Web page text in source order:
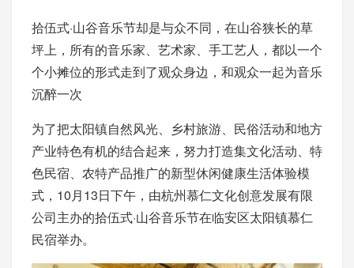
拾伍式·山谷音乐节却是与众不同，在山谷狭长的草
坪上，所有的音乐家、艺术家、手工艺人，都以一个
个小摊位的形式走到了观众身边，和观众一起为音乐
沉醉一次
为了把太阳镇自然风光、乡村旅游、民俗活动和地方
产业特色有机的结合起来，努力打造集文化活动、特
色民宿、农特产品推广的新型休闲健康生活体验模
式，10月13日下午，由杭州慕仁文化创意发展有限
公司主办的拾伍式·山谷音乐节在临安区太阳镇慕仁
民宿举办。